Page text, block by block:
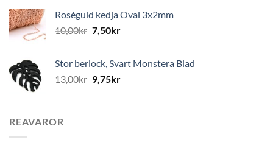
Roséguld kedja Oval 3x2mm
10,00kr 7,50kr
Stor berlock, Svart Monstera Blad
13,00kr 9,75kr
REAVAROR